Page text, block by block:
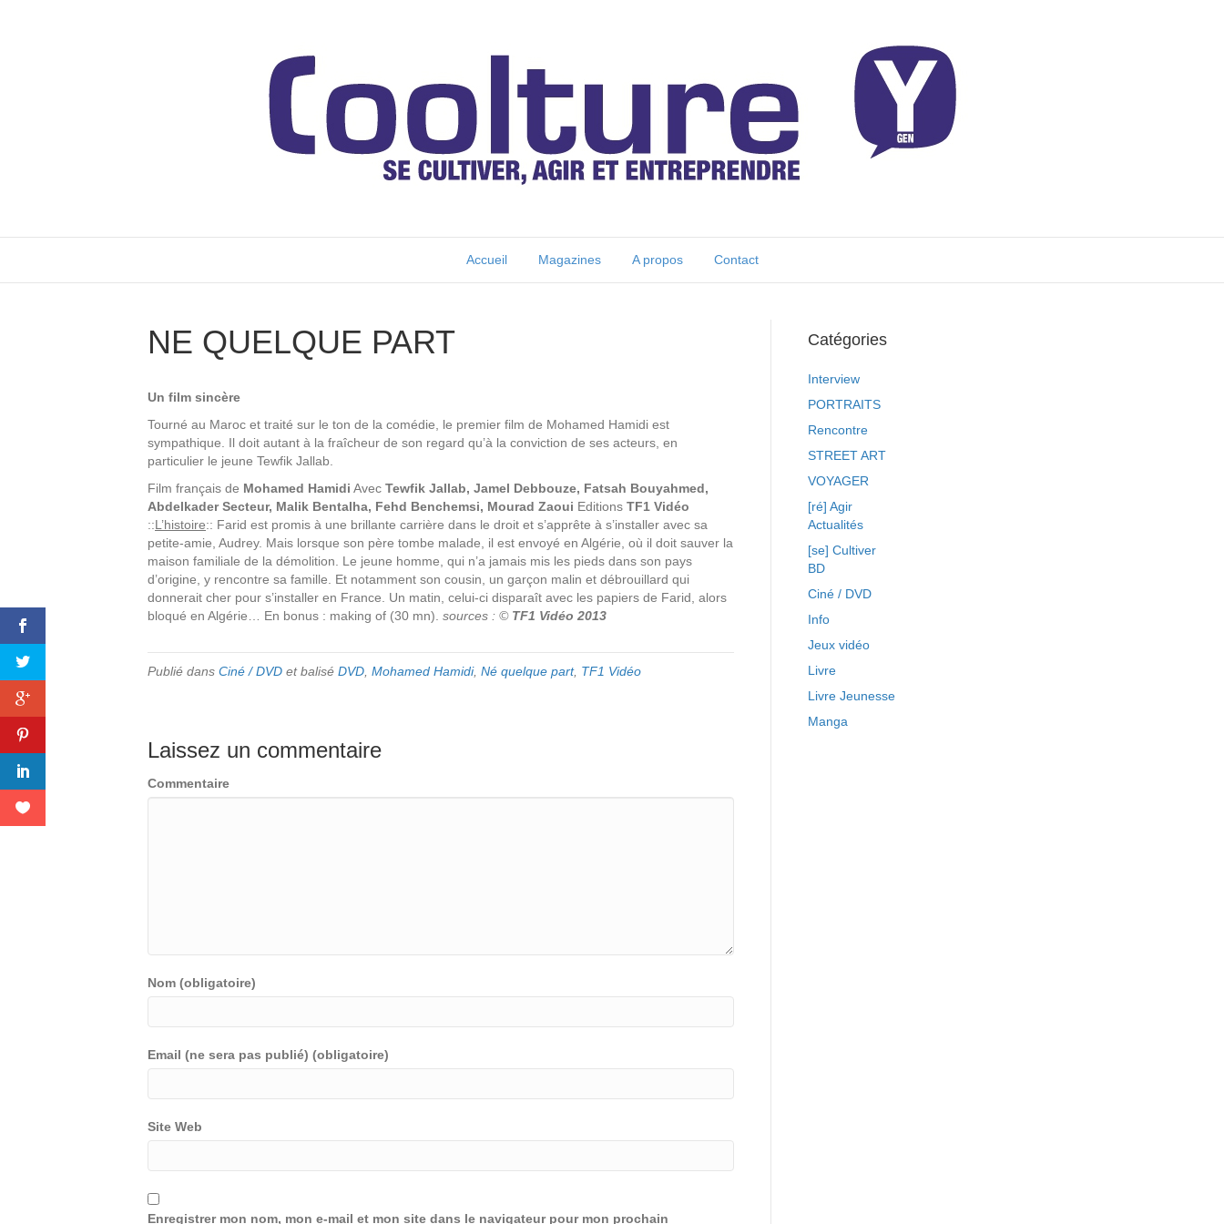
Accueil Magazines A propos Contact
NE QUELQUE PART
Un film sincère
Tourné au Maroc et traité sur le ton de la comédie, le premier film de Mohamed Hamidi est
sympathique. Il doit autant à la fraîcheur de son regard qu’à la conviction de ses acteurs, en
particulier le jeune Tewfik Jallab.
Film français de Mohamed Hamidi Avec Tewfik Jallab, Jamel Debbouze, Fatsah Bouyahmed,
Abdelkader Secteur, Malik Bentalha, Fehd Benchemsi, Mourad Zaoui Editions TF1 Vidéo
::L’histoire:: Farid est promis à une brillante carrière dans le droit et s’apprête à s’installer avec sa
petite-amie, Audrey. Mais lorsque son père tombe malade, il est envoyé en Algérie, où il doit sauver la
maison familiale de la démolition. Le jeune homme, qui n’a jamais mis les pieds dans son pays
d’origine, y rencontre sa famille. Et notamment son cousin, un garçon malin et débrouillard qui
donnerait cher pour s’installer en France. Un matin, celui-ci disparaît avec les papiers de Farid, alors
bloqué en Algérie… En bonus : making of (30 mn). sources : © TF1 Vidéo 2013
Publié dans Ciné / DVD et balisé DVD Mohamed Hamidi, Né quelque part, TF1 Vidéo
Laissez un commentaire
Commentaire
Nom (obligatoire)
Email (ne sera pas publié) (obligatoire)
Site Web
Enregistrer mon nom, mon e-mail et mon site dans le navigateur pour mon prochain
Catégories
Interview
PORTRAITS
Rencontre
STREET ART
VOYAGER
[ré] Agir
Actualités
[se] Cultiver
BD
Ciné / DVD
Info
Jeux vidéo
Livre
Livre Jeunesse
Manga